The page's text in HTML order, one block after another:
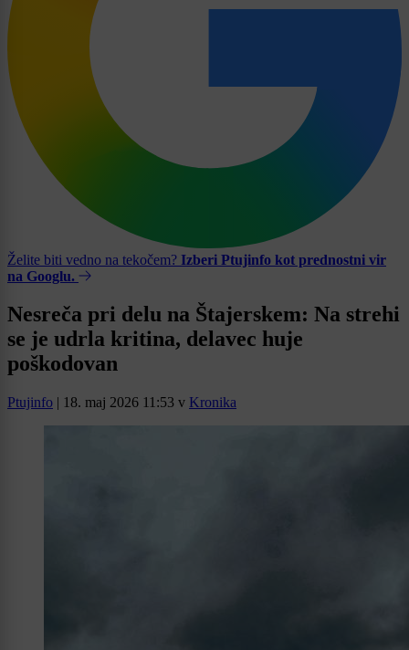
Želite biti vedno na tekočem? Izberi Ptujinfo kot prednostni vir
na Googlu.
Nesreča pri delu na Štajerskem: Na strehi
se je udrla kritina, delavec huje
poškodovan
Ptujinfo | 18. maj 2026 11:53 v Kronika